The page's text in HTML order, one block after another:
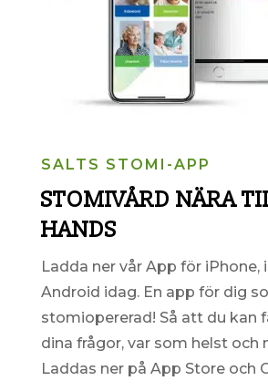
SALTS STOMI-APP
STOMIVÅRD NÄRA
HANDS
Ladda ner vår App för iPhone,
Android idag. En app för dig
stomiopererad! Så att du kan
dina frågor, var som helst och
Laddas ner på App Store och